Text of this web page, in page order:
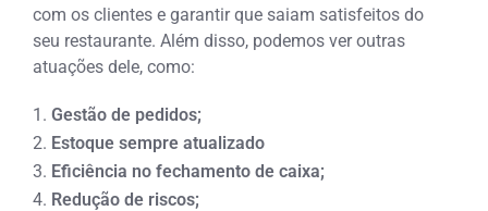
com os clientes e garantir que saiam satisfeitos do
seu restaurante. Além disso, podemos ver outras
atuações dele, como:
Gestão de pedidos;
Estoque sempre atualizado
Eficiência no fechamento de caixa;
Redução de riscos;